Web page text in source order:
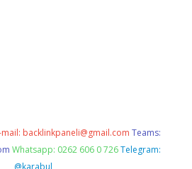
mail: backlinkpaneli@gmail.com Teams:
Whatsapp: 0262 606 0 726 Telegram:
@karabul